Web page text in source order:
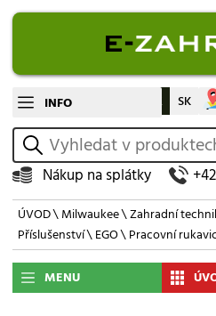
INFO CZ SK
vyhledat
Nákup na splátky
ÚVOD\Milwaukee\Zahradní
Příslušenství\EGO\ Pracovní
MENU